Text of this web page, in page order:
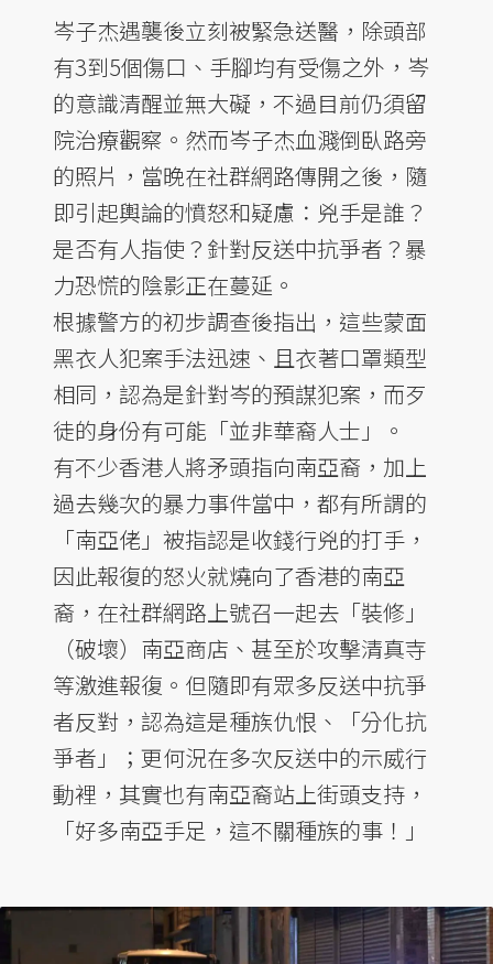
岑子杰遇襲後立刻被緊急送醫，除頭部
有3到5個傷口、手腳均有受傷之外，岑
的意識清醒並無大礙，不過目前仍須留
院治療觀察。然而岑子杰血濺倒臥路旁
的照片，當晚在社群網路傳開之後，隨
即引起輿論的憤怒和疑慮：兇手是誰？
是否有人指使？針對反送中抗爭者？暴
力恐慌的陰影正在蔓延。
根據警方的初步調查後指出，這些蒙面
黑衣人犯案手法迅速、且衣著口罩類型
相同，認為是針對岑的預謀犯案，而歹
徒的身份有可能「並非華裔人士」。
有不少香港人將矛頭指向南亞裔，加上
過去幾次的暴力事件當中，都有所謂的
「南亞佬」被指認是收錢行兇的打手，
因此報復的怒火就燒向了香港的南亞
裔，在社群網路上號召一起去「裝修」
（破壞）南亞商店、甚至於攻擊清真寺
等激進報復。但隨即有眾多反送中抗爭
者反對，認為這是種族仇恨、「分化抗
爭者」；更何況在多次反送中的示威行
動裡，其實也有南亞裔站上街頭支持，
「好多南亞手足，這不關種族的事！」